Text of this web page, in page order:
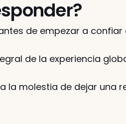
de empezar a confiar
de la experiencia
la molestia de dejar una